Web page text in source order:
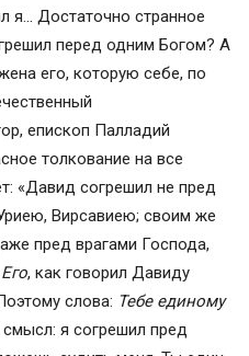
я… Достаточно странное
перед одним Богом? А
его, которую себе, по
епископ Палладий
толкование на все
«Давид согрешил не пред
Вирсавиею; своим же
пред врагами Господа,
, как говорил Давиду
слова: Тебе единому
я согрешил пред